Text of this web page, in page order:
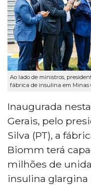
Ao lado de ministros,
fábrica de insulina em Minas
Inaugurada
Gerais, pelo
Silva (PT), a
Biomm terá
milhões de
insulina glargina